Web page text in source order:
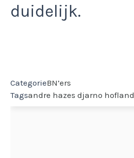
duidelijk.
CategorieBN’ers
Tagsandre hazes djarno hofland